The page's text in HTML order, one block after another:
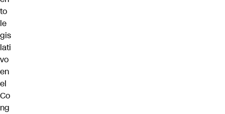
to
le
gis
lati
vo
en
el
Co
ng